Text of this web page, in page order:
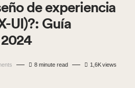
de experiencia
UI)?: Guía
8 minute read 1,6Kviews